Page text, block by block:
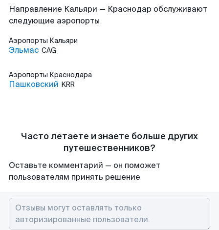
Направление Кальяри — Краснодар обслуживают
следующие аэропорты
Аэропорты Кальяри
Эльмас CAG
Аэропорты Краснодара
Пашковский KRR
Часто летаете и знаете больше других
путешественников?
Оставьте комментарий — он поможет
пользователям принять решение